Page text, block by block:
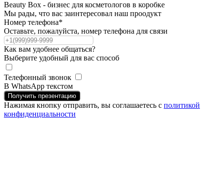
Beauty Box - бизнес для косметологов в коробке
Мы рады, что вас заинтересовал наш проодукт
Номер телефона*
Оставьте, пожалуйста, номер телефона для связи
Как вам удобнее общаться?
Выберите удобный для вас способ
Телефонный звонок
В WhatsApp текстом
Получить презентацию
Нажимая кнопку отправить, вы соглашаетесь с политикой
конфиденциальности